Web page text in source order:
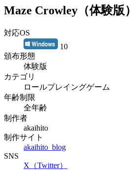
Maze Crowley（体験版）
対応OS
10
頒布形態
体験版
カテゴリ
ロールプレイングゲーム
年齢制限
全年齢
制作者
akaihito
制作サイト
akaihito_blog
SNS
X（Twitter）